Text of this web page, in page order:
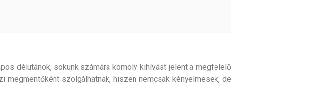
délutánok, sokunk számára komoly kihívást jelent a megfelelő
szolgálhatnak, hiszen nemcsak kényelmesek, de